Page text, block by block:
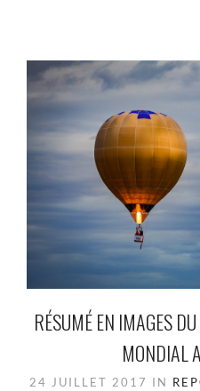
RÉSUMÉ EN IMAGES
MONDIAL
24 JUILLET 2017 IN